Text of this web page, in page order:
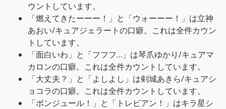
ウントしています。
「燃えてきたーーー！」と「ウォーーー！」は立神
あおい/キュアジェラートの口癖。これは全件カウン
トしています。
「面白いわ」と「フフフ…」は琴爪ゆかり/キュアマ
カロンの口癖。これは全件カウントしています。
「大丈夫？」と「よしよし」は剣城あきら/キュアシ
ョコラの口癖。これは全件カウントしています。
「ボンジュール！」と「トレビアン！」はキラ星シ